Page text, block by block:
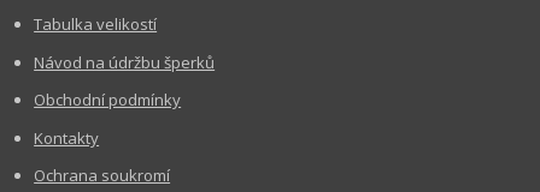
Tabulka velikostí
Návod na údržbu šperků
Obchodní podmínky
Kontakty
Ochrana soukromí